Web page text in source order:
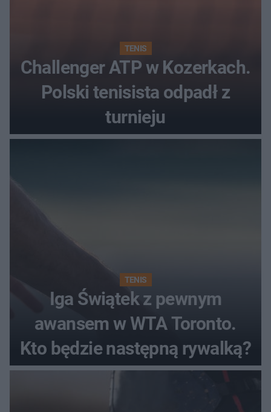
TENIS
Challenger ATP w Kozerkach.
Polski tenisista odpadł z
turnieju
TENIS
Iga Świątek z pewnym
awansem w WTA Toronto.
Kto będzie następną rywalką?